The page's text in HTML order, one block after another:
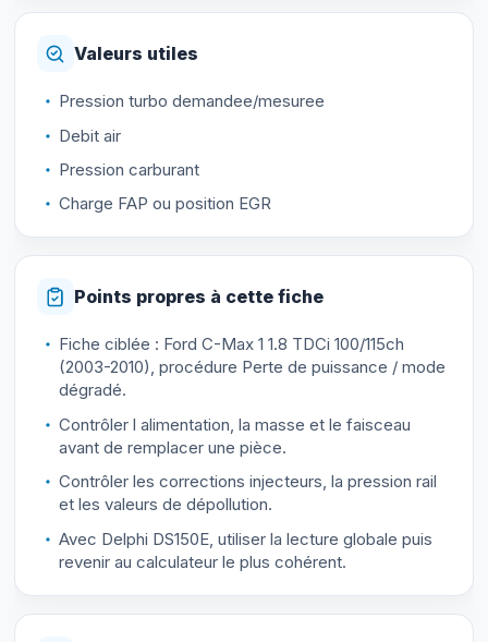
Valeurs utiles
Pression turbo demandee/mesuree
Debit air
Pression carburant
Charge FAP ou position EGR
Points propres à cette fiche
Fiche ciblée : Ford C-Max 1 1.8 TDCi 100/115ch
(2003-2010), procédure Perte de puissance / mode
dégradé.
Contrôler l alimentation, la masse et le faisceau
avant de remplacer une pièce.
Contrôler les corrections injecteurs, la pression rail
et les valeurs de dépollution.
Avec Delphi DS150E, utiliser la lecture globale puis
revenir au calculateur le plus cohérent.